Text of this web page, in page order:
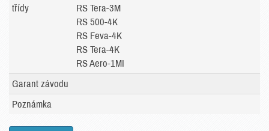
třídy
RS Tera-3M
RS 500-4K
RS Feva-4K
RS Tera-4K
RS Aero-1MI
Garant závodu
Poznámka